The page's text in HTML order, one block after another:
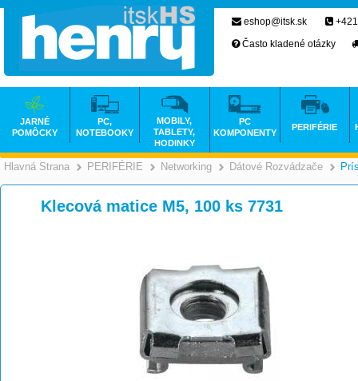
Hlavná Strana >
PERIFÉRIE >
Networking >
Dátové Rozvádzače
Klecová matice M5, 100 ks 7731
eshop@itsk.sk
Často kladené otázky
JARNÉ
POMÔCKY
PC,
NOTEBOOKY
MOBILY,
TABLETY,
HODINKY
PC
KOMPONENTY
PERIFÉRIE